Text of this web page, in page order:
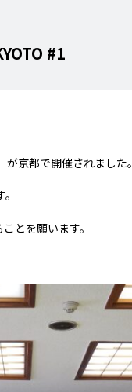
#1
京都で開催されました。
とを願います。